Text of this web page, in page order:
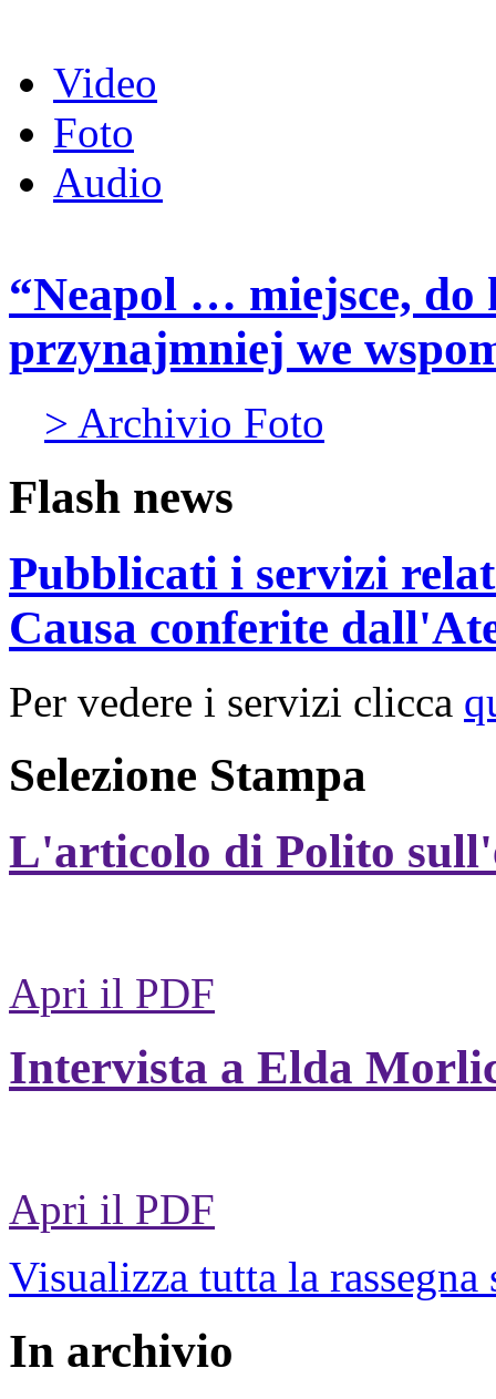
Video
Foto
Audio
“Neapol … miejsce, do
przynajmniej we
> Archivio Foto
Flash news
Pubblicati i servizi
Causa conferite
Per vedere i servizi clicca
Selezione Stampa
L'articolo di Polito
Apri il PDF
Intervista a Elda
Apri il PDF
Visualizza tutta la rassegna
In archivio